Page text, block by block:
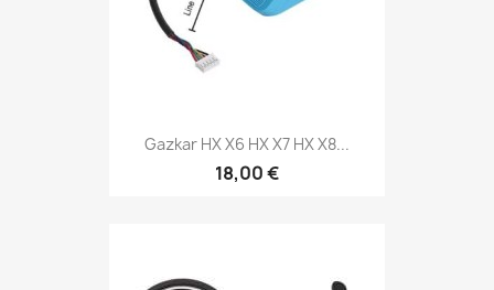
Gazkar HX X6 HX X7 HX X8...
18,00 €